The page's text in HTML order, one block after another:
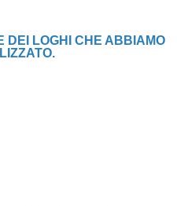
DEI LOGHI CHE ABBIAMO